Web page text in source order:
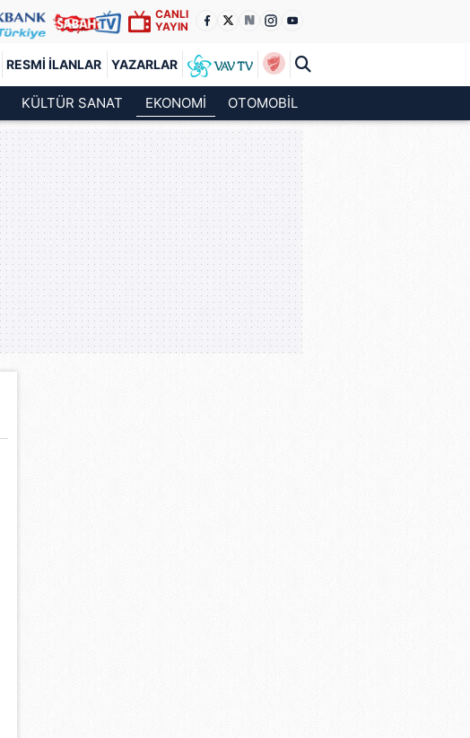
CANLI
YAYIN
RESMI İLANLAR YAZARLAR
KÜLTÜR SANAT EKONOMİ OTOMOBİL